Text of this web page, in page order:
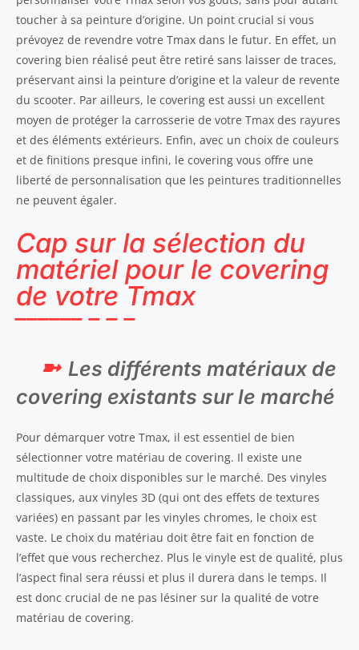
toucher à sa peinture d’origine. Un point crucial si vous
prévoyez de revendre votre Tmax dans le futur. En effet, un
covering bien réalisé peut être retiré sans laisser de traces,
préservant ainsi la peinture d’origine et la valeur de revente
du scooter. Par ailleurs, le covering est aussi un excellent
moyen de protéger la carrosserie de votre Tmax des rayures
et des éléments extérieurs. Enfin, avec un choix de couleurs
et de finitions presque infini, le covering vous offre une
liberté de personnalisation que les peintures traditionnelles
ne peuvent égaler.
Cap sur la sélection du
matériel pour le covering
de votre Tmax
Les différents matériaux de
covering existants sur le marché
Pour démarquer votre Tmax, il est essentiel de bien
sélectionner votre matériau de covering. Il existe une
multitude de choix disponibles sur le marché. Des vinyles
classiques, aux vinyles 3D (qui ont des effets de textures
variées) en passant par les vinyles chromes, le choix est
vaste. Le choix du matériau doit être fait en fonction de
l’effet que vous recherchez. Plus le vinyle est de qualité, plus
l’aspect final sera réussi et plus il durera dans le temps. Il
est donc crucial de ne pas lésiner sur la qualité de votre
matériau de covering.